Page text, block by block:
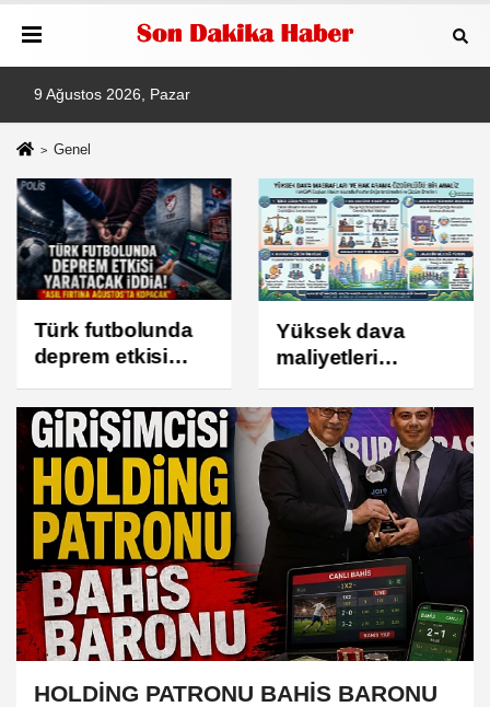
9 Ağustos 2026, Pazar
Genel
Türk futbolunda
deprem etkisi
"Asıl fırtına
Ağustos'ta
kopacak"
Yüksek dava
maliyetleri
vatandaşın
adalete erişimini
zorlaştırıyor mu?
HOLDİNG PATRONU BAHİS BARONU